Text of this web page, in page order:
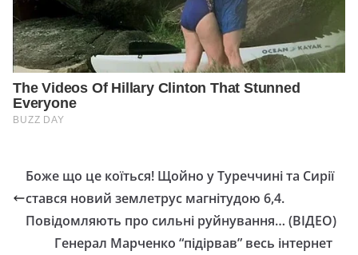
Боже що це коїться! Щойно у Туреччині та Сирії
стався новий землетрус магнітудою 6,4.
Повідомляють про сильні руйнування… (ВІДЕО)
Генерал Марченко “підірвав” весь інтернет